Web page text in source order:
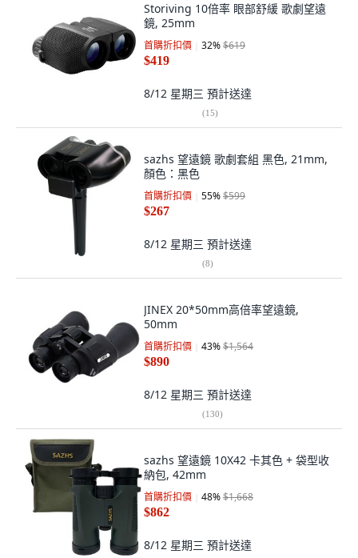
Storiving 10倍率 眼部舒緩 歌劇望遠
鏡, 25mm
首購折扣價 32%$619
$419
8/12 星期三 預計送達
(15)
sazhs 望遠鏡 歌劇套組 黑色, 21mm,
顏色：黑色
首購折扣價 55%$599
$267
8/12 星期三 預計送達
(8)
JINEX 20*50mm高倍率望遠鏡,
50mm
首購折扣價 43%$1,564
$890
8/12 星期三 預計送達
(130)
sazhs 望遠鏡 10X42 卡其色 + 袋型收
納包, 42mm
首購折扣價 48%$1,668
$862
8/12 星期三 預計送達